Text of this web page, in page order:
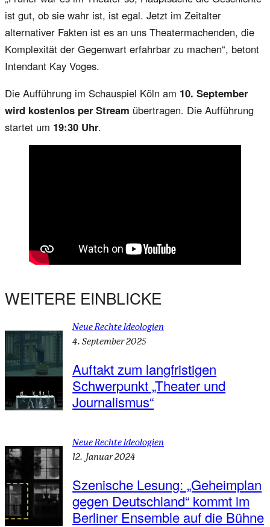
ist gut, ob sie wahr ist, ist egal. Jetzt im Zeitalter
alternativer Fakten ist es an uns Theatermachenden, die
Komplexität der Gegenwart erfahrbar zu machen“, betont
Intendant Kay Voges.
Die Aufführung im Schauspiel Köln am 10. September
wird kostenlos per Stream übertragen. Die Aufführung
startet um 19:30 Uhr.
WEITERE EINBLICKE
Neue Rechte Ideologien
4. September 2025
Auftakt zum langfristigen
Schwerpunkt „Theater und
Journalismus“
Neue Rechte Ideologien
12. Januar 2024
Szenische Lesung: „Geheimplan
gegen Deutschland“ kommt im
Berliner Ensemble auf die Bühne